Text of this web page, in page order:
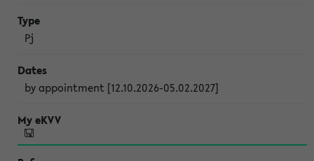
Pj
by appointment [12.10.2026-05.02.2027]